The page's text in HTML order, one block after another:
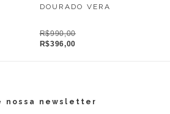
DOURADO VERA
R$990,00
R$396,00
nossa newsletter